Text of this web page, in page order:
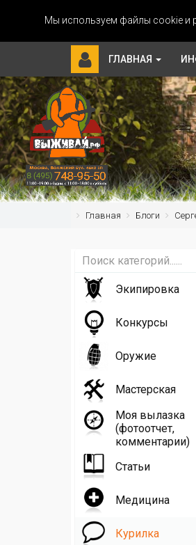
Мы используем файлы cookie и
ГЛАВНАЯ
Главная Блоги
Экипировка
Конкурсы
Оружие
Мастерская
Моя вылазка
(фотоотчет,
комментарии)
Статьи
Медицина
Курилка